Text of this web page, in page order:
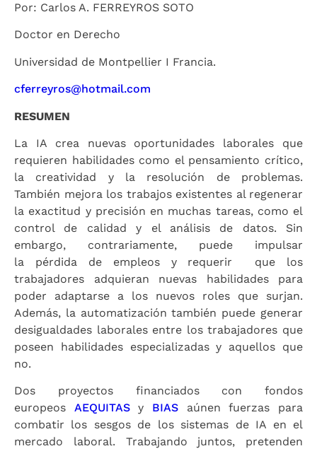
Por: Carlos A. FERREYROS SOTO
Doctor en Derecho
Universidad de Montpellier I Francia.
cferreyros@hotmail.com
RESUMEN
La IA crea nuevas oportunidades laborales que
requieren habilidades como el pensamiento crítico,
la creatividad y la resolución de problemas.
También mejora los trabajos existentes al regenerar
la exactitud y precisión en muchas tareas, como el
control de calidad y el análisis de datos. Sin
embargo, contrariamente, puede impulsar
la pérdida de empleos y requerir que los
trabajadores adquieran nuevas habilidades para
poder adaptarse a los nuevos roles que surjan.
Además, la automatización también puede generar
desigualdades laborales entre los trabajadores que
poseen habilidades especializadas y aquellos que
no.
Dos proyectos financiados con fondos
europeos AEQUITASy BIAS aúnen fuerzas para
combatir los sesgos de los sistemas de IA en el
mercado laboral. Trabajando juntos, pretenden